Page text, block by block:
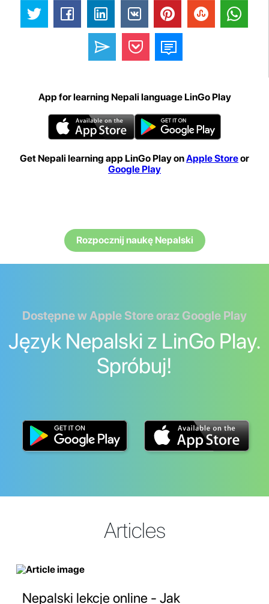
App for learning Nepali language LinGo Play
Get Nepali learning app LinGo Play onApple Storeor
Google Play
Rozpocznij naukę Nepalski
Dostępne w Apple Store oraz Google Play
Język Nepalski z LinGo Play.
Spróbuj!
Articles
Nepalski lekcje online - Jak